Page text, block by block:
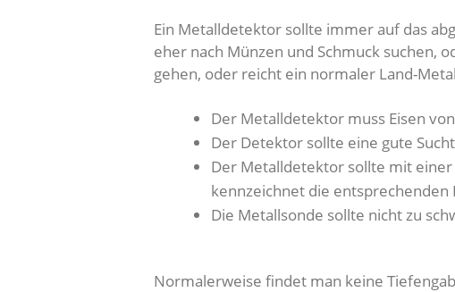
Ein Metalldetektor sollte immer auf das
eher nach Münzen und Schmuck suchen,
gehen, oder reicht ein normaler Land-
Der Metalldetektor muss Eisen
Der Detektor sollte eine gute
Der Metalldetektor sollte mit einer
kennzeichnet die
Die Metallsonde sollte nicht zu
Normalerweise findet man keine